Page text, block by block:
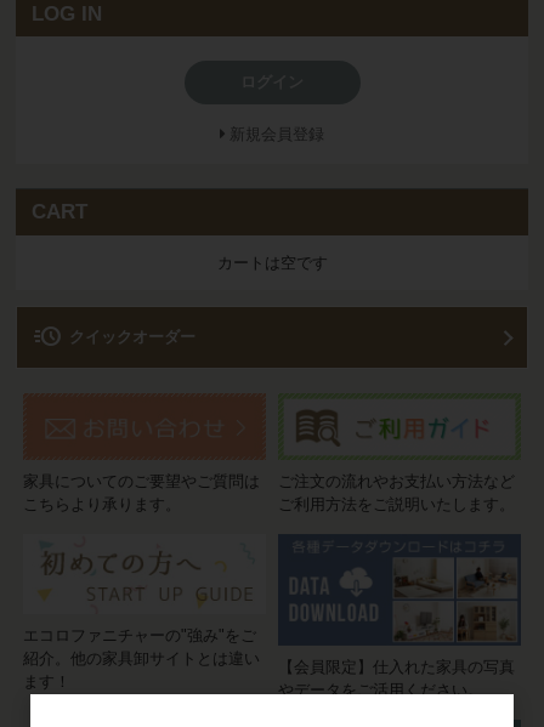
LOG IN
新規会員登録
CART
カートは空です
acute クイックオーダー
家具についてのご要望やご質問は
こちらより承ります。
ご注文の流れやお支払い方法など
ご利用方法をご説明いたします。
エコロファニチャーの"強み"をご
紹介。他の家具卸サイトとは違い
ます！
【会員限定】仕入れた家具の写真
やデータをご活用ください。